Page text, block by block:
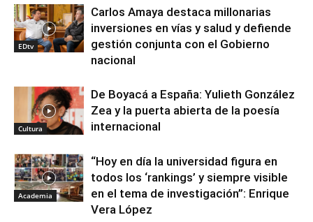
EDtv
Carlos Amaya destaca millonarias
inversiones en vías y salud y defiende
gestión conjunta con el Gobierno
nacional
Cultura
De Boyacá a España: Yulieth González
Zea y la puerta abierta de la poesía
internacional
Academia
“Hoy en día la universidad figura en
todos los ‘rankings’ y siempre visible
en el tema de investigación”: Enrique
Vera López